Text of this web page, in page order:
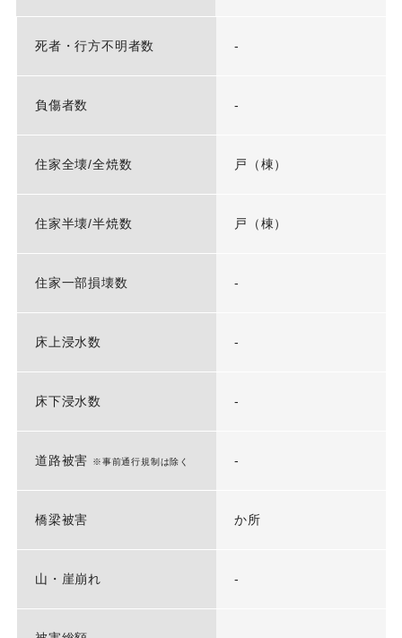
死者・行方不明者数 -
負傷者数 -
住家全壊/全焼数 戸（棟）
住家半壊/半焼数 戸（棟）
住家一部損壊数 -
床上浸水数 -
床下浸水数 -
道路被害 ※事前通行規制は除く -
橋梁被害 か所
山・崖崩れ -